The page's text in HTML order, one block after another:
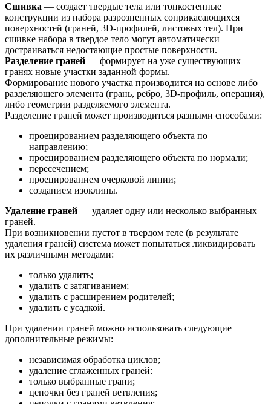
Сшивка — создает твердые тела или тонкостенные
конструкции из набора разрозненных соприкасающихся
поверхностей (граней, 3D-профилей, листовых тел). При
сшивке набора в твердое тело могут автоматически
достраиваться недостающие простые поверхности.
Разделение граней — формирует на уже существующих
гранях новые участки заданной формы.
Формирование нового участка производится на основе либо
разделяющего элемента (грань, ребро, 3D-профиль, операция),
либо геометрии разделяемого элемента.
Разделение граней может производиться разными способами:
проецированием разделяющего объекта по
направлению;
проецированием разделяющего объекта по нормали;
пересечением;
проецированием очерковой линии;
созданием изоклины.
Удаление граней — удаляет одну или несколько выбранных
граней.
При возникновении пустот в твердом теле (в результате
удаления граней) система может попытаться ликвидировать
их различными методами:
только удалить;
удалить с затягиванием;
удалить с расширением родителей;
удалить с усадкой.
При удалении граней можно использовать следующие
дополнительные режимы:
независимая обработка циклов;
удаление сглаженных граней:
только выбранные грани;
цепочки без граней ветвления;